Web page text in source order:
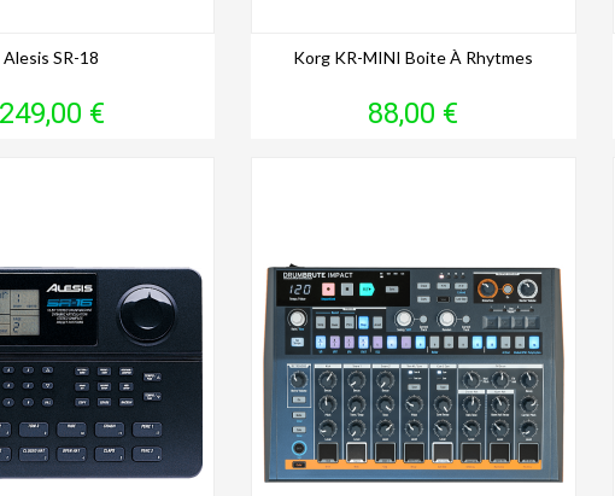
Alesis SR-18
Prix
249,00 €
Korg KR-MINI Boite À Rhytmes
Prix
88,00 €